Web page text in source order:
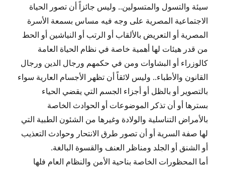
سيئة والتسول والمتسولين.. وليس جائزاً أن تصور الحياة
الاجتماعية المصرية على وجه فيه مساس بسمعة الأسرة
المصرية أو التعريض بالألقاب أو الرتب أو النياشين أو الحط
من قدر هيئات لها أهمية خاصة في نظام الحياة العامة
كالوزراء أو البشاوات ومن في حكمهم ورجال الدين ورجال
القانون والأطباء.. وليس لائقاً أن تظهر الأجسام العارية سواء
بالتصوير أو بالظل أو أجزاء الجسم التي يقضي الحياء
بسترها أو أن تذكر الموضوعات أو الحوادث الخاصة
بالأمراض التناسلية والولادة وغيرها من الشئون الطبية التي
لها صفة السرية أو أن تصور طرق الانتحار وحوادث التعذيب
أو الشنق أو الجلد ومناظر العنف والقسوة البالغة.
أما المحظورات الخاصة بناحية الأمن والنظام العام فلها